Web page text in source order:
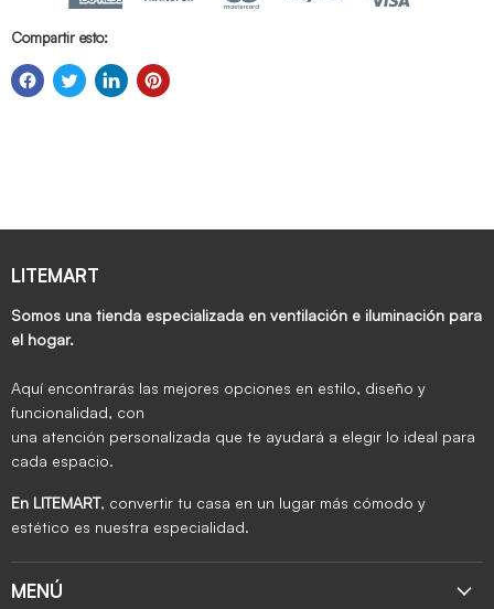
Compartir esto:
LITEMART
Somos una tienda especializada en ventilación e iluminación para
el hogar.
Aquí encontrarás las mejores opciones en estilo, diseño y
funcionalidad, con
una atención personalizada que te ayudará a elegir lo ideal para
cada espacio.
En LITEMART, convertir tu casa en un lugar más cómodo y
estético es nuestra especialidad.
MENÚ